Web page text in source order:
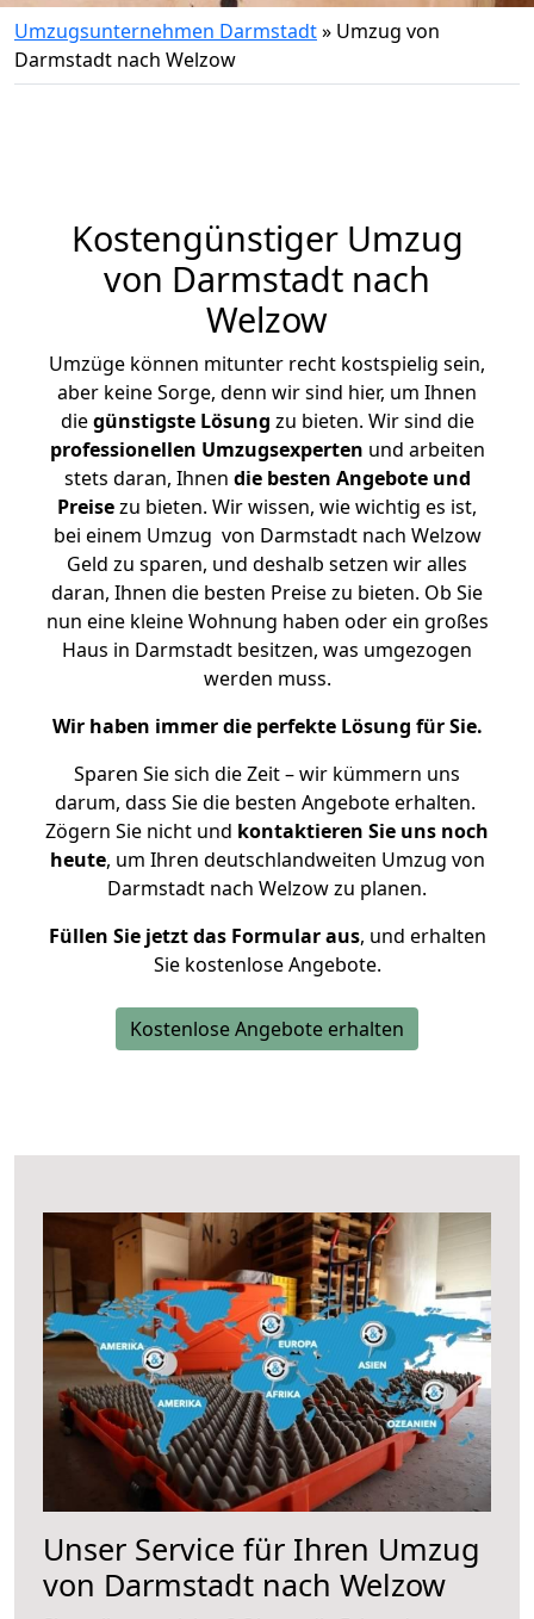
Umzugsunternehmen Darmstadt» Umzug von
Darmstadt nach Welzow
Kostengünstiger Umzug
von Darmstadt nach
Welzow
Umzüge können mitunter recht kostspielig sein,
aber keine Sorge, denn wir sind hier, um Ihnen
diegünstigste Lösung zu bieten. Wir sind die
professionellen Umzugsexperten und arbeiten
stets daran, Ihnen die besten Angebote und
Preisezu bieten. Wir wissen, wie wichtig es ist,
bei einem Umzug von Darmstadt nach Welzow
Geld zu sparen, und deshalb setzen wir alles
daran, Ihnen die besten Preise zu bieten. Ob Sie
nun eine kleine Wohnung haben oder ein großes
Haus in Darmstadt besitzen, was umgezogen
werden muss.
Wir haben immer die perfekte Lösung für Sie.
Sparen Sie sich die Zeit – wir kümmern uns
darum, dass Sie die besten Angebote erhalten.
Zögern Sie nicht und kontaktieren Sie uns noch
heute, um Ihren deutschlandweiten Umzug von
Darmstadt nach Welzow zu planen.
Füllen Sie jetzt das Formular aus, und erhalten
Sie kostenlose Angebote.
Kostenlose Angebote erhalten
Unser Service für Ihren Umzug
von Darmstadt nach Welzow